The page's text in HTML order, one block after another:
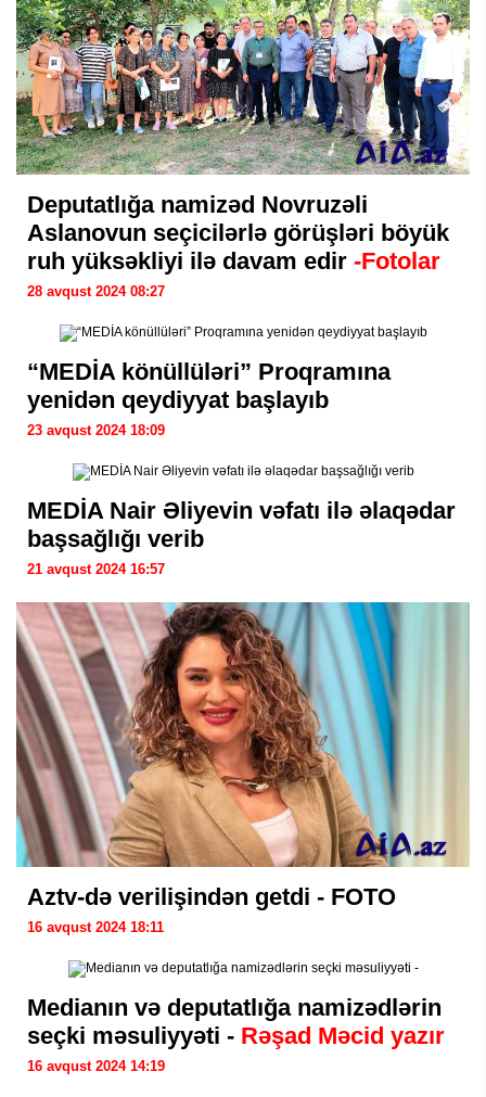
Deputatlığa namizəd Novruzəli
Aslanovun seçicilərlə görüşləri böyük
ruh yüksəkliyi ilə davam edir -Fotolar
28 avqust 2024 08:27
“MEDİA könüllüləri” Proqramına
yenidən qeydiyyat başlayıb
23 avqust 2024 18:09
MEDİA Nair Əliyevin vəfatı ilə əlaqədar
başsağlığı verib
21 avqust 2024 16:57
Aztv-də verilişindən getdi - FOTO
16 avqust 2024 18:11
Medianın və deputatlığa namizədlərin
seçki məsuliyyəti - Rəşad Məcid yazır
16 avqust 2024 14:19